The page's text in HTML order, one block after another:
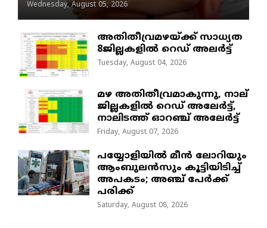
Wednesday, August 05, 2026
അതിതീവ്രമഴയ്ക്ക് സാധ്യത
8ജില്ലകളിൽ റെഡ് അലർട്ട്
Tuesday, August 04, 2026
മഴ അതിതീവ്രമാകുന്നു, നാല്
ജില്ലകളില്‍ റെഡ് അലേര്‍ട്ട്‌,
നാലിടത്ത് ഓറഞ്ച് അലേർട്ട്
Friday, August 07, 2026
പയ്യോളിയിൽ മീൻ ലോറിയും
ആംബുലൻസും കൂട്ടിയിടിച്ച്
അപകടം; അഞ്ച് പേർക്ക്
പരിക്ക്
Saturday, August 08, 2026